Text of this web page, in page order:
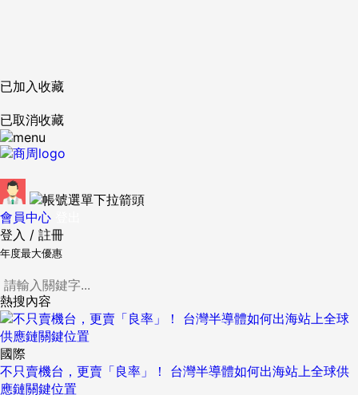
已加入收藏
已取消收藏
會員中心
登入 / 註冊
年度最大優惠
熱搜內容
國際
不只賣機台，更賣「良率」！ 台灣半導體如何出海站上全球供
應鏈關鍵位置